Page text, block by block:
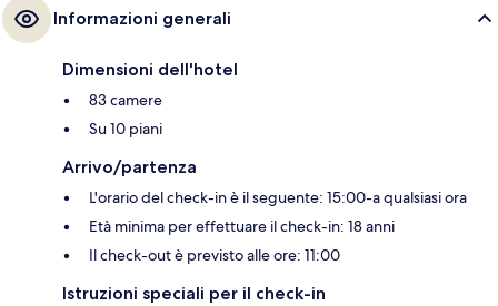
Informazioni generali
Dimensioni dell'hotel
83 camere
Su 10 piani
Arrivo/partenza
L'orario del check-in è il seguente: 15:00-a qualsiasi ora
Età minima per effettuare il check-in: 18 anni
Il check-out è previsto alle ore: 11:00
Istruzioni speciali per il check-in